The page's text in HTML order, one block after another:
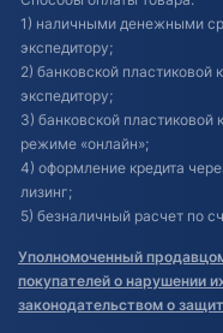
1) наличными денежными
экспедитору;
2) банковской пластиковой
экспедитору;
3) банковской пластиковой
режиме «онлайн»;
4) оформление кредита
лизинг;
5) безналичный расчет по
Уполномоченный
покупателей о нарушении
законодательством о